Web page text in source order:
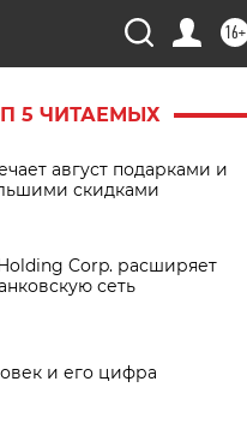
16+
5 ЧИТАЕМЫХ
август подарками и
скидками
Corp. расширяет
сеть
и его цифра